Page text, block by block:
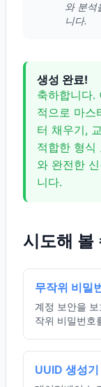
와 분석
니다.
생성 완료!
축하합니다.
적으로 마스
터 채우기,
적합한 형식
와 완전한
니다.
시도해 볼
무작위 비밀
계정 보안을
작위 비밀번호
UUID 생성기